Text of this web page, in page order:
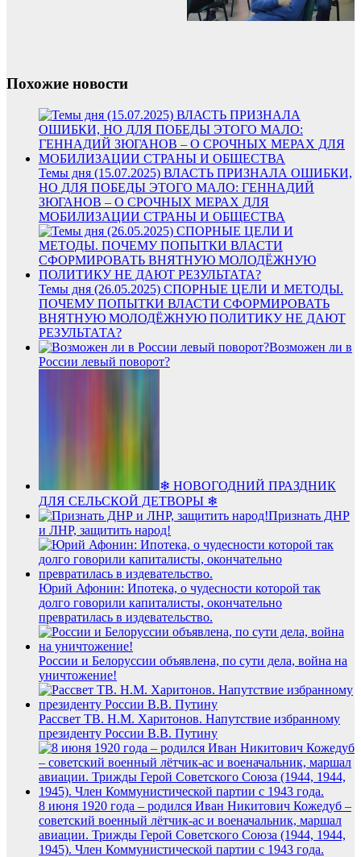
Похожие новости
Темы дня (15.07.2025) ВЛАСТЬ ПРИЗНАЛА ОШИБКИ,
НО ДЛЯ ПОБЕДЫ ЭТОГО МАЛО: ГЕННАДИЙ
ЗЮГАНОВ – О СРОЧНЫХ МЕРАХ ДЛЯ
МОБИЛИЗАЦИИ СТРАНЫ И ОБЩЕСТВА
Темы дня (26.05.2025) СПОРНЫЕ ЦЕЛИ И МЕТОДЫ.
ПОЧЕМУ ПОПЫТКИ ВЛАСТИ СФОРМИРОВАТЬ
ВНЯТНУЮ МОЛОДЁЖНУЮ ПОЛИТИКУ НЕ ДАЮТ
РЕЗУЛЬТАТА?
Возможен ли в
России левый поворот?
❄ НОВОГОДНИЙ ПРАЗДНИК
ДЛЯ СЕЛЬСКОЙ ДЕТВОРЫ ❄
Признать ДНР
и ЛНР, защитить народ!
Юрий Афонин: Ипотека, о чудесности которой так
долго говорили капиталисты, окончательно
превратилась в издевательство.
России и Белоруссии объявлена, по сути дела, война на
уничтожение!
Рассвет ТВ. Н.М. Харитонов. Напутствие избранному
президенту России В.В. Путину
8 июня 1920 года – родился Иван Никитович Кожедуб –
советский военный лётчик-ас и военачальник, маршал
авиации. Трижды Герой Советского Союза (1944, 1944,
1945). Член Коммунистической партии с 1943 года.